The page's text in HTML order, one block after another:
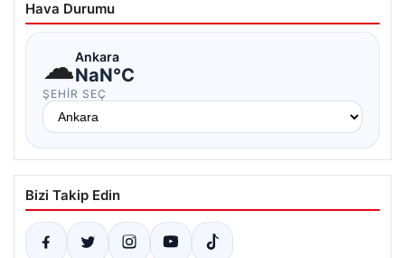
Hava Durumu
☁Ankara
NaN°C
ŞEHIR SEÇ
Bizi Takip Edin